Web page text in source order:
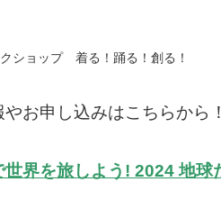
ショップ 着る！踊る！創る！
やお申し込みはこちらから
世界を旅しよう! 2024 地